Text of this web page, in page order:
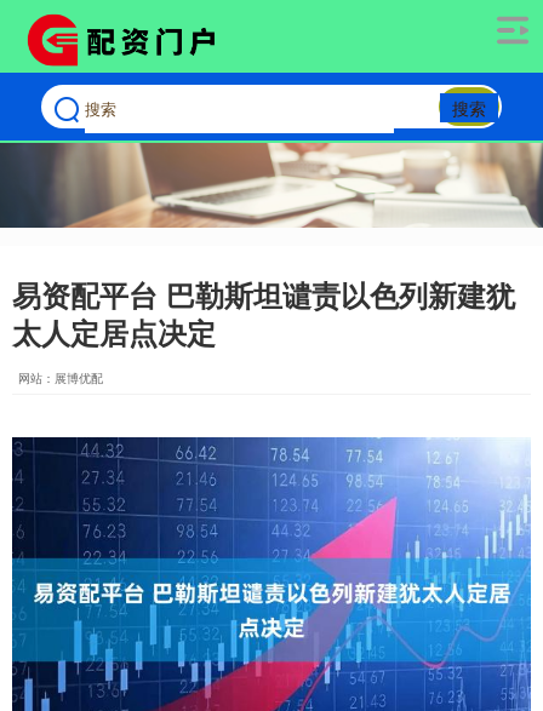
搜索
易资配平台 巴勒斯坦谴责以色列新建犹
太人定居点决定
网站：展博优配